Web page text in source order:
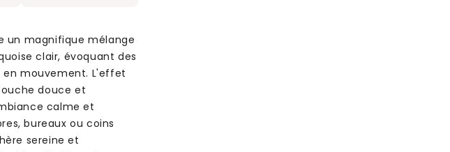
un magnifique mélange
clair, évoquant des
en mouvement. L'effet
douce et
calme et
bureaux ou coins
sereine et